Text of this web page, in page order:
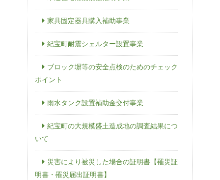
家具固定器具購入補助事業
紀宝町耐震シェルター設置事業
ブロック塀等の安全点検のためのチェック
ポイント
雨水タンク設置補助金交付事業
紀宝町の大規模盛土造成地の調査結果につ
いて
災害により被災した場合の証明書【罹災証
明書・罹災届出証明書】